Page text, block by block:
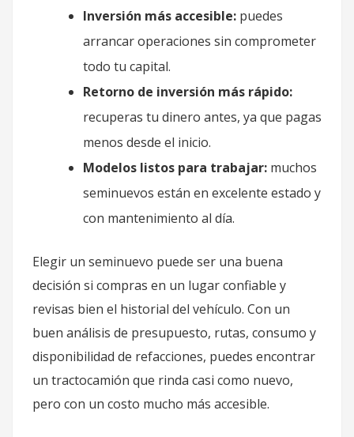
Inversión más accesible: puedes
arrancar operaciones sin comprometer
todo tu capital.
Retorno de inversión más rápido:
recuperas tu dinero antes, ya que pagas
menos desde el inicio.
Modelos listos para trabajar: muchos
seminuevos están en excelente estado y
con mantenimiento al día.
Elegir un seminuevo puede ser una buena
decisión si compras en un lugar confiable y
revisas bien el historial del vehículo. Con un
buen análisis de presupuesto, rutas, consumo y
disponibilidad de refacciones, puedes encontrar
un tractocamión que rinda casi como nuevo,
pero con un costo mucho más accesible.